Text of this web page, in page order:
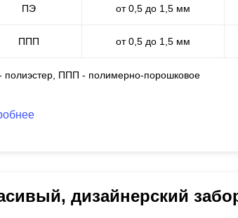
ПЭ от 0,5 до 1,5 мм
ППП от 0,5 до 1,5 мм
полиэстер, ППП - полимерно-порошковое
дизайнерский